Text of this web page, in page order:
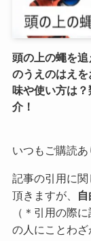
頭の上の蠅を追
のうえのはえ
味や使い方は
介！
いつもご購読あ
記事の引用に
頂きますが、
（＊引用の際
の人にことわざ